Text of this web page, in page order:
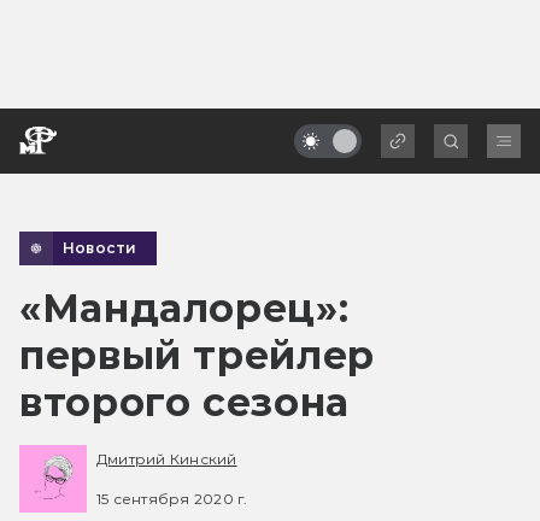
Новости
«Мандалорец»:
первый трейлер
второго сезона
Дмитрий Кинский
15 сентября 2020 г.